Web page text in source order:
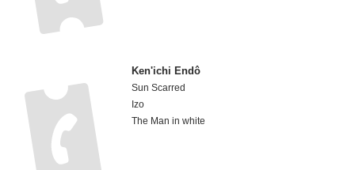
Ken'ichi Endô
Sun Scarred
Izo
The Man in white